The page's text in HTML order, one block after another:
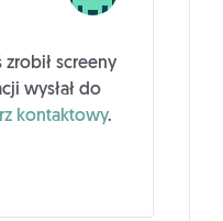
zrobił screeny
wysłał do
kontaktowy.